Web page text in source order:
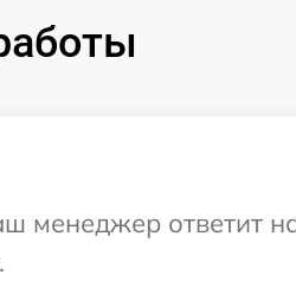
менеджер ответит